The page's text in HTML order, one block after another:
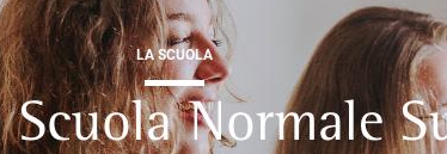
LA SCUOLA
Normale